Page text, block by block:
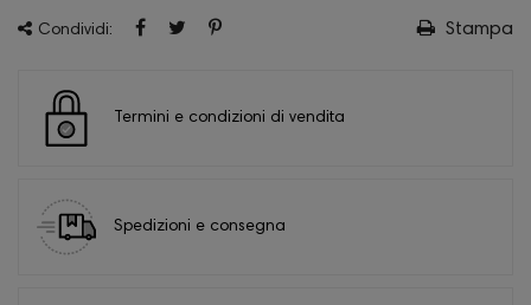
Condividi: Stampa
Termini e condizioni di vendita
Spedizioni e consegna